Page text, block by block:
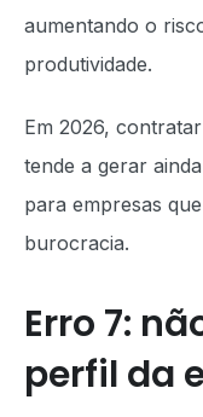
aumentando o
produtividade.
Em 2026,
tende a gerar
para empresas
burocracia.
Erro 7:
perfil da